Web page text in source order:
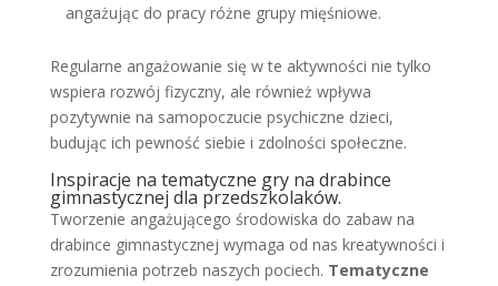
angażując do pracy różne grupy mięśniowe.
Regularne angażowanie się w te aktywności nie tylko
wspiera rozwój fizyczny, ale również wpływa
pozytywnie na samopoczucie psychiczne dzieci,
budując ich pewność siebie i zdolności społeczne.
Inspiracje na tematyczne gry na drabince
gimnastycznej dla przedszkolaków.
Tworzenie angażującego środowiska do zabaw na
drabince gimnastycznej wymaga od nas kreatywności i
zrozumienia potrzeb naszych pociech. Tematyczne